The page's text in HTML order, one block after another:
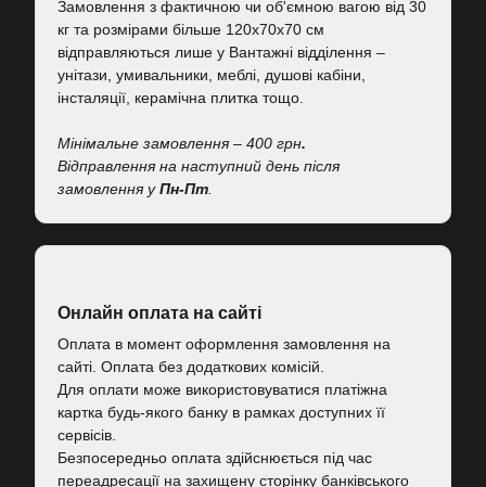
Замовлення з фактичною чи об'ємною вагою від 30
кг та розмірами більше 120х70х70 см
відправляються лише у Вантажні відділення –
унітази, умивальники, меблі, душові кабіни,
інсталяції, керамічна плитка тощо.
Мінімальне замовлення – 400 грн.
Відправлення на наступний день після
замовлення уПн-Пт
Онлайн оплата на сайті
Оплата в момент оформлення замовлення на
сайті. Оплата без додаткових комісій.
Для оплати може використовуватися платіжна
картка будь-якого банку в рамках доступних її
сервісів.
Безпосередньо оплата здійснюється під час
переадресації на захищену сторінку банківського